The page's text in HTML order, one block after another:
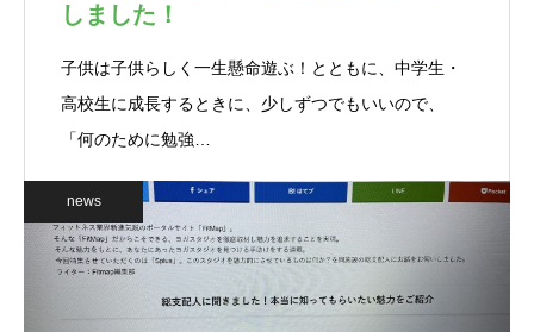
しました！
子供は子供らしく一生懸命遊ぶ！とともに、中学生・
高校生に成長するときに、少しずつでもいいので、
「何のために勉強…
news